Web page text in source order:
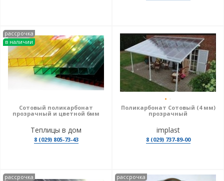
рассрочка
в наличии
Сотовый поликарбонат
прозрачный и цветной 6мм
Теплицы в дом
8 (029) 805-73-43
Поликарбонат Сотовый (4 мм)
прозрачный
implast
8 (029) 737-89-00
рассрочка
рассрочка